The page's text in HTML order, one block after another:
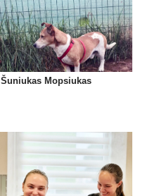
Šuniukas Mopsiukas